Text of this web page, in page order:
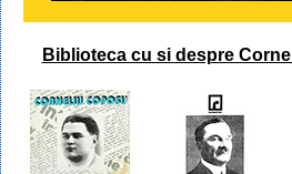
Biblioteca cu si despre